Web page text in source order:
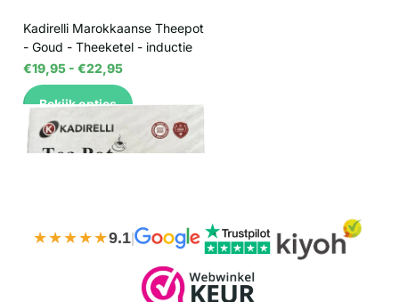
Kadirelli Marokkaanse Theepot
- Goud - Theeketel - inductie
€19,95 - €22,95
Bekijk opties
★★★★★9.1 |